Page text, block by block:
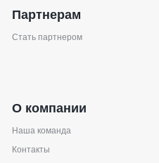
Партнерам
Стать партнером
О компании
Наша команда
Контакты